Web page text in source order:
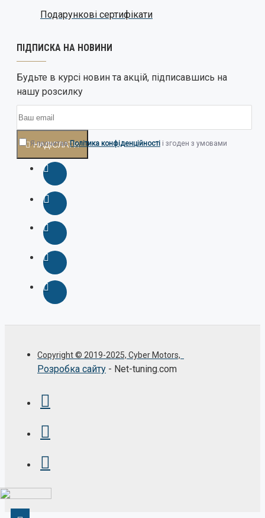
Подарункові сертифікати
ПІДПИСКА НА НОВИНИ
Будьте в курсі новин та акцій, підписавшись на
нашу розсилку
НАДІСЛАТИ
Я прочитавПолітика конфіденційності і згоден з умовами
Copyright © 2019-2025, Cyber Motors,
Розробка сайту - Net-tuning.com